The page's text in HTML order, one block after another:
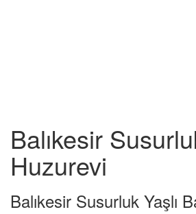
Balıkesir
Huzurevi
Balıkesir Susurluk Yaşlı